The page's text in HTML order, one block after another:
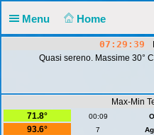
Menu Home
07:29:40
Quasi sereno. Massime 30°
Max-Min
71.8°
00:09
93.6°
7